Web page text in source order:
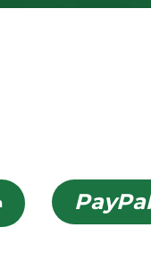
PayPal